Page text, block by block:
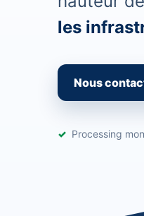
les
Nous
Processing